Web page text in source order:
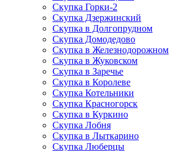
Скупка Горки-2
Скупка Дзержинский
Скупка в Долгопрудном
Скупка Домодедово
Скупка в Железнодорожном
Скупка в Жуковском
Скупка в Заречье
Скупка в Королеве
Скупка Котельники
Скупка Красногорск
Скупка в Куркино
Скупка Лобня
Скупка в Лыткарино
Скупка Люберцы